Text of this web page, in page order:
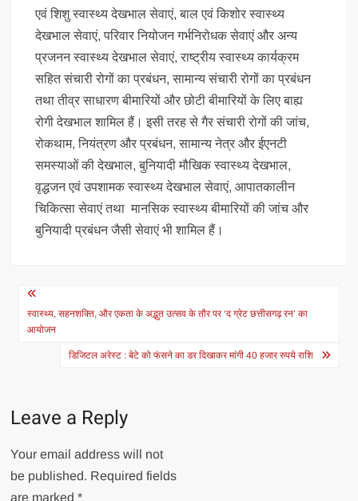
एवं शिशु स्वास्थ्य देखभाल सेवाएं, बाल एवं किशोर स्वास्थ्य
देखभाल सेवाएं, परिवार नियोजन गर्भनिरोधक सेवाएं और अन्य
प्रजनन स्वास्थ्य देखभाल सेवाएं, राष्ट्रीय स्वास्थ्य कार्यक्रम
सहित संचारी रोगों का प्रबंधन, सामान्य संचारी रोगों का प्रबंधन
तथा तीव्र साधारण बीमारियों और छोटी बीमारियों के लिए बाह्य
रोगी देखभाल शामिल हैं। इसी तरह से गैर संचारी रोगों की जांच,
रोकथाम, नियंत्रण और प्रबंधन, सामान्य नेत्र और ईएनटी
समस्याओं की देखभाल, बुनियादी मौखिक स्वास्थ्य देखभाल,
वृद्धजन एवं उपशामक स्वास्थ्य देखभाल सेवाएं, आपातकालीन
चिकित्सा सेवाएं तथा मानसिक स्वास्थ्य बीमारियों की जांच और
बुनियादी प्रबंधन जैसी सेवाएं भी शामिल हैं।
Post
navigation
स्वास्थ्य, सहनशक्ति, और एकता के अद्भुत उत्सव के तौर पर ‘द ग्रेट छत्तीसगढ़ रन’ का
आयोजन
डिजिटल अरेस्ट : बेटे को फंसने का डर दिखाकर मांगी 40 हजार रुपये राशि
Leave a Reply
Your email address will not
be published. Required fields
are marked*